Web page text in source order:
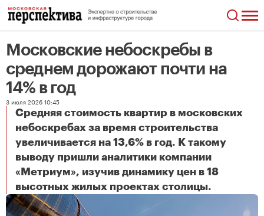
Московские небоскребы в
среднем дорожают почти на
14% в год
3 июля 2026 10:45
Средняя стоимость квартир в московских
небоскребах за время строительства
увеличивается на 13,6% в год. К такому
выводу пришли аналитики компании
«Метриум», изучив динамику цен в 18
высотных жилых проектах столицы.